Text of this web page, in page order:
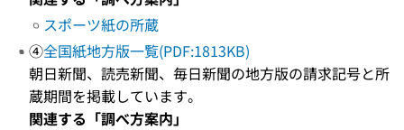
スポーツ紙の所蔵
④全国紙地方版一覧(PDF:1813KB)
朝日新聞、読売新聞、毎日新聞の地方版の請求記号と所
蔵期間を掲載しています。
関連する「調べ方案内」